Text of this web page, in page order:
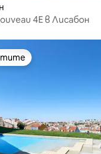
4E в Лисабон
на гостите